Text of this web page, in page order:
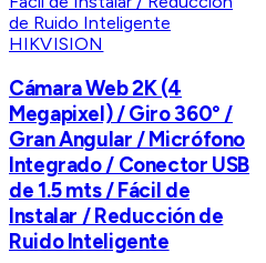
HIKVISION
Cámara Web 2K (4
Megapixel) / Giro 360° /
Gran Angular / Micrófono
Integrado / Conector USB
de 1.5 mts / Fácil de
Instalar / Reducción de
Ruido Inteligente